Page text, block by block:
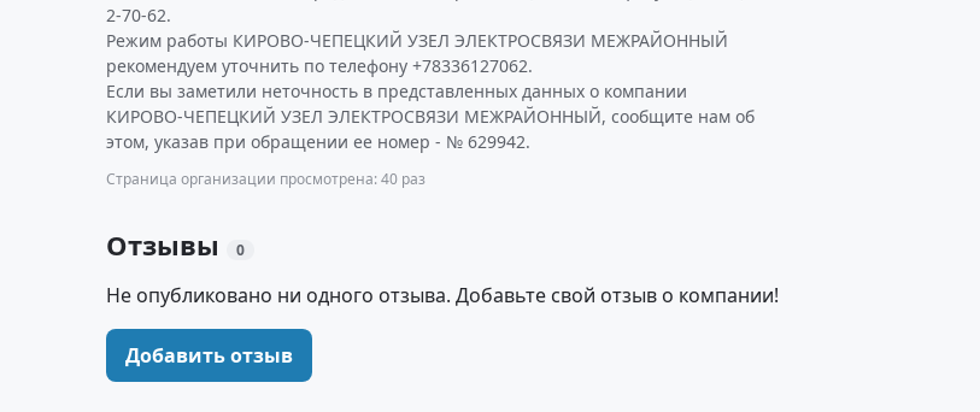
2-70-62.
Режим работы КИРОВО-ЧЕПЕЦКИЙ УЗЕЛ ЭЛЕКТРОСВЯЗИ МЕЖРАЙОННЫЙ
рекомендуем уточнить по телефону +78336127062.
Если вы заметили неточность в представленных данных о компании
КИРОВО-ЧЕПЕЦКИЙ УЗЕЛ ЭЛЕКТРОСВЯЗИ МЕЖРАЙОННЫЙ, сообщите нам об
этом, указав при обращении ее номер - № 629942.
Страница организации просмотрена: 40 раз
Отзывы 0
Не опубликовано ни одного отзыва. Добавьте свой отзыв о компании!
Добавить отзыв